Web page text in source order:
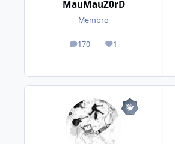
MauMauZ0rD
Membro
170
posts 1
Reputação